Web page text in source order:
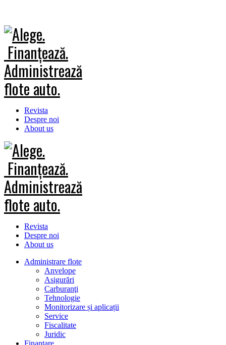
Revista
Despre noi
About us
Revista
Despre noi
About us
Administrare flote
Anvelope
Asigurări
Carburanţi
Tehnologie
Monitorizare și aplicații
Service
Fiscalitate
Juridic
Finanţare